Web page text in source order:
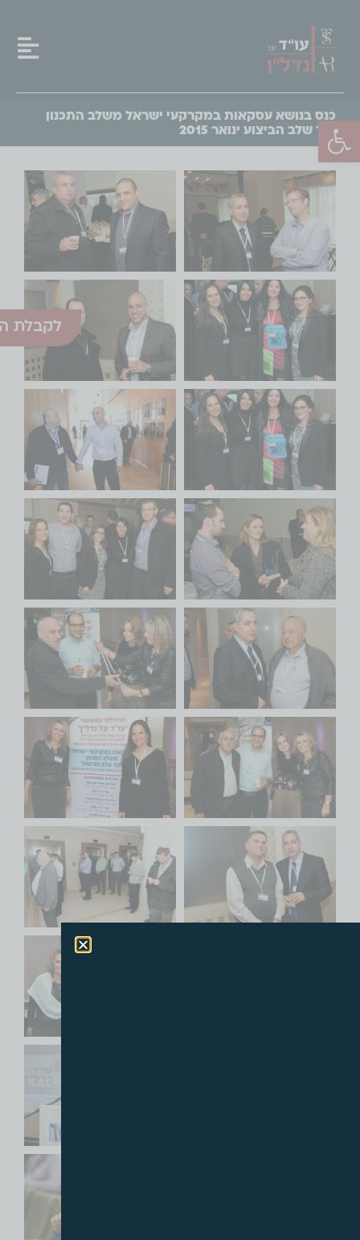
פתח סרגל נגישות
כנס בנושא עסקאות במקרקעי ישראל משלב התכנון
ועד שלב הביצוע ינואר 2015
לקבלת